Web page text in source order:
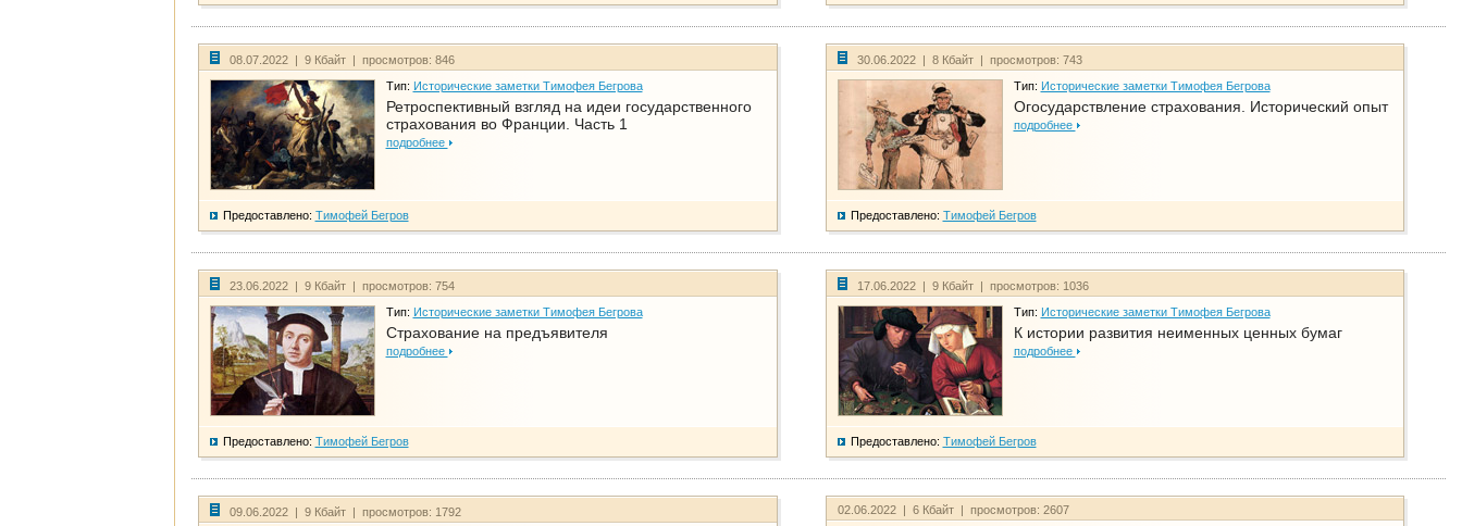
08.07.2022 | 9 Кбайт | просмотров: 846
Тип: Исторические заметки Тимофея Бегрова
Ретроспективный взгляд на идеи государственного
страхования во Франции. Часть 1
подробнее
Предоставлено: Тимофей Бегров
30.06.2022 | 8 Кбайт | просмотров: 743
Тип: Исторические заметки Тимофея Бегрова
Огосударствление страхования. Исторический опыт
подробнее
Предоставлено: Тимофей Бегров
23.06.2022 | 9 Кбайт | просмотров: 754
Тип: Исторические заметки Тимофея Бегрова
Страхование на предъявителя
подробнее
Предоставлено: Тимофей Бегров
17.06.2022 | 9 Кбайт | просмотров: 1036
Тип: Исторические заметки Тимофея Бегрова
К истории развития неименных ценных бумаг
подробнее
Предоставлено: Тимофей Бегров
09.06.2022 | 9 Кбайт | просмотров: 1792 02.06.2022 | 6 Кбайт | просмотров: 2607